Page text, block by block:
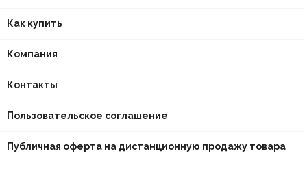
Как купить
Компания
Контакты
Пользовательское соглашение
Публичная оферта на дистанционную продажу товара